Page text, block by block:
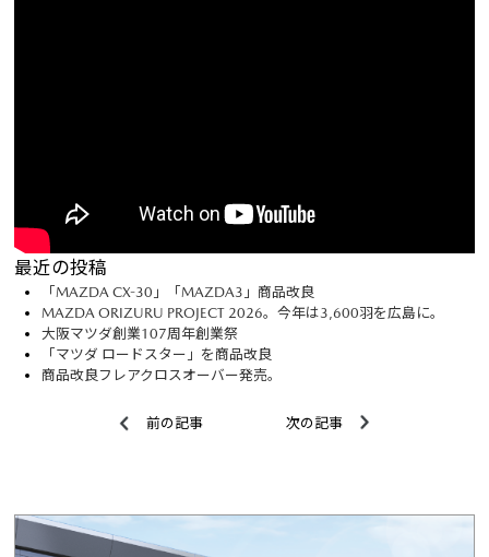
最近の投稿
「MAZDA CX-30」「MAZDA3」商品改良
MAZDA ORIZURU PROJECT 2026。今年は3,600羽を広島に。
大阪マツダ創業107周年創業祭
「マツダ ロードスター」を商品改良
商品改良フレアクロスオーバー発売。
前の記事 次の記事